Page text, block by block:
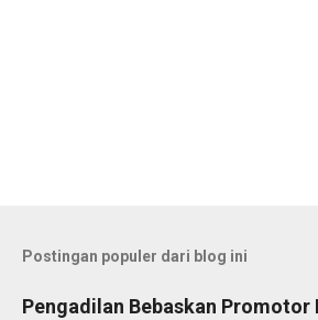
Postingan populer dari blog ini
Pengadilan Bebaskan Promotor